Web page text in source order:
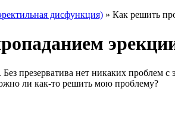
дисфункция) » Как решить
презерватива нет никаких
ли как-то решить мою проблему?